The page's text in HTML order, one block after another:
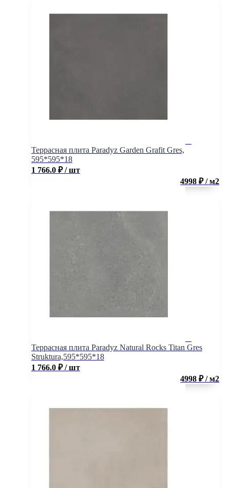
Террасная плита Paradyz Garden Grafit Gres,
595*595*18
1 766.0 ₽ / шт
4998 ₽ / м2
Террасная плита Paradyz Natural Rocks Titan Gres
Struktura,595*595*18
1 766.0 ₽ / шт
4998 ₽ / м2